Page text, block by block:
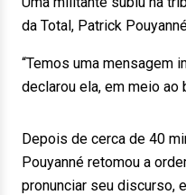
da Total, Patrick
“Temos uma mensagem
declarou ela, em meio ao
Depois de cerca de 40
Pouyanné retomou a
pronunciar seu discurso,